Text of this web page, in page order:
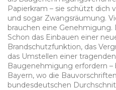
Papierkram – sie schützt dich
und sogar Zwangsräumung.
brauchen eine
Schon das Einbauen einer
Brandschutzfunktion, das
das Umstellen einer
Baugenehmigung erfordern –
Bayern, wo die
bundesdeutschen